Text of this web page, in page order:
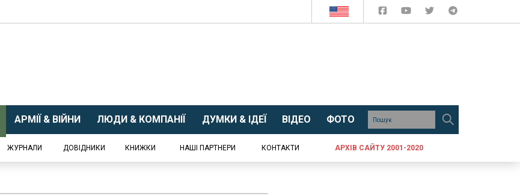
АРМІЇ & ВІЙНИ ЛЮДИ & КОМПАНІЇ ДУМКИ & ІДЕЇ ВІДЕО ФОТО
ЖУРНАЛИ ДОВІДНИКИ КНИЖКИ НАШІ ПАРТНЕРИ КОНТАКТИ АРХІВ САЙТУ 2001-2020